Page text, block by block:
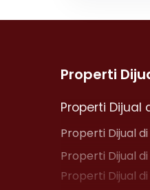
Properti
Properti Dijual
Properti Dijual
Properti Dijual
Properti Dijual